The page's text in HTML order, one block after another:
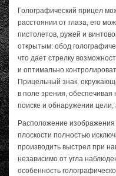
Голографический прицел
расстоянии от глаза, его
пистолетов, ружей и
открытым: обод
что дает стрелку
и оптимально
Прицельный знак,
в поле зрения,
поиске и обнаружении
Расположение изображения
плоскости полностью
производить выстрел при
независимо от угла
особенность